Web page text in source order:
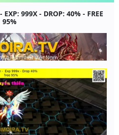
999X - DROP: 40% - FREE
95%